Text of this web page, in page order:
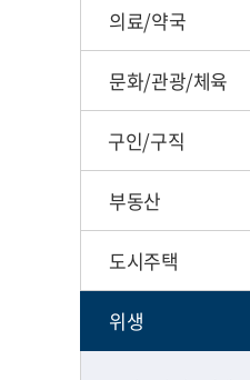
의료/약국
문화/관광/체육
구인/구직
부동산
도시주택
위생